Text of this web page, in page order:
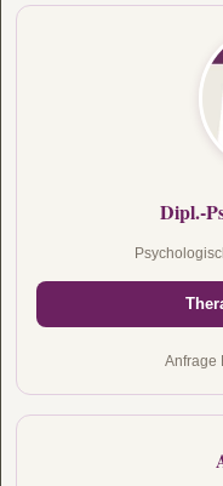
Dipl.-
Anfrage